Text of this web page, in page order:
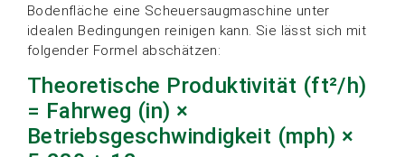
Bodenfläche eine Scheuersaugmaschine unter
idealen Bedingungen reinigen kann. Sie lässt sich mit
folgender Formel abschätzen:
Theoretische Produktivität (ft²/h)
= Fahrweg (in) ×
Betriebsgeschwindigkeit (mph) ×